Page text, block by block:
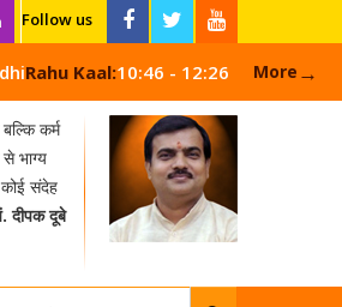
Follow us
Rahu Kaal:10:46 - 12:26 More →
कर्म
भाग्य
संदेह
दीपक दूबे